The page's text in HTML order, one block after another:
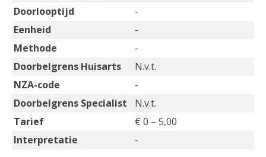
Doorlooptijd
-
Eenheid
-
Methode
-
Doorbelgrens Huisarts
N.v.t.
NZA-code
-
Doorbelgrens Specialist
N.v.t.
Tarief
€ 0 – 5,00
Interpretatie
-